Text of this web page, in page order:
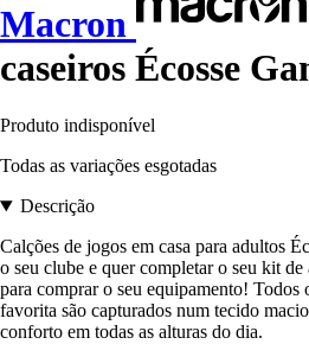
Macron
caseiros Écosse
Produto indisponível
Todas as variações esgotadas
Descrição
Calções de jogos em casa para adultos
o seu clube e quer completar o seu kit
para comprar o seu equipamento! Todos
favorita são capturados num tecido
conforto em todas as alturas do dia.